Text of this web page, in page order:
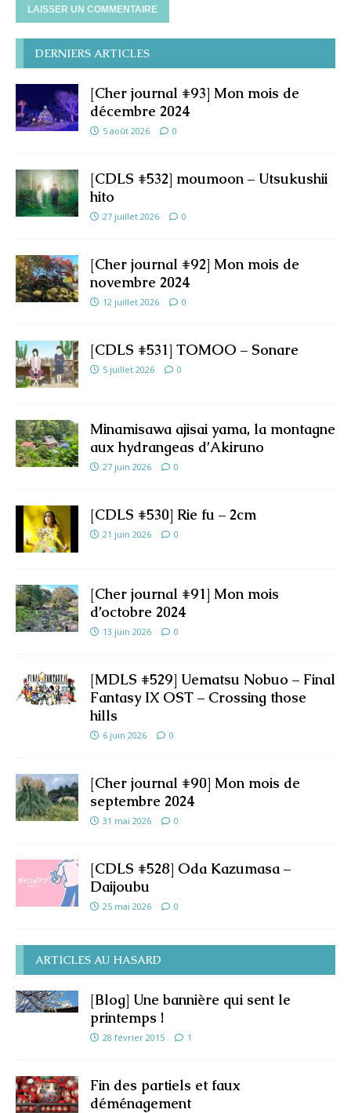
DERNIERS ARTICLES
[Cher journal #93] Mon mois de
décembre 2024
5 août 2026 0
[CDLS #532] moumoon – Utsukushii
hito
27 juillet 2026 0
[Cher journal #92] Mon mois de
novembre 2024
12 juillet 2026 0
[CDLS #531] TOMOO – Sonare
5 juillet 2026 0
Minamisawa ajisai yama, la montagne
aux hydrangeas d’Akiruno
27 juin 2026 0
[CDLS #530] Rie fu – 2cm
21 juin 2026 0
[Cher journal #91] Mon mois
d’octobre 2024
13 juin 2026 0
[MDLS #529] Uematsu Nobuo – Final
Fantasy IX OST – Crossing those
hills
6 juin 2026 0
[Cher journal #90] Mon mois de
septembre 2024
31 mai 2026 0
[CDLS #528] Oda Kazumasa –
Daijoubu
25 mai 2026 0
ARTICLES AU HASARD
[Blog] Une bannière qui sent le
printemps !
28 février 2015 1
Fin des partiels et faux
déménagement